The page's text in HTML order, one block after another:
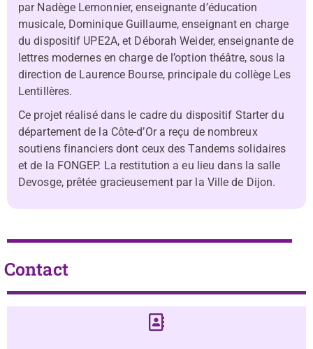
par Nadège Lemonnier, enseignante d’éducation
musicale, Dominique Guillaume, enseignant en charge
du dispositif UPE2A, et Déborah Weider, enseignante de
lettres modernes en charge de l’option théâtre, sous la
direction de Laurence Bourse, principale du collège Les
Lentillères.
Ce projet réalisé dans le cadre du dispositif Starter du
département de la Côte-d’Or a reçu de nombreux
soutiens financiers dont ceux des Tandems solidaires
et de la FONGEP. La restitution a eu lieu dans la salle
Devosge, prêtée gracieusement par la Ville de Dijon.
Contact